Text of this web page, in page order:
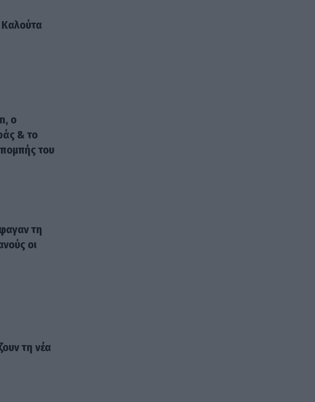
Καλούτα
ο
& το
του
τη
οι
τη νέα